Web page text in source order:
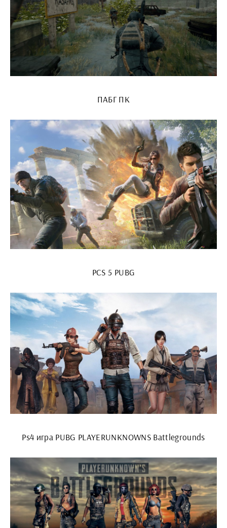
ПАБГ ПК
PCS 5 PUBG
Ps4 игра PUBG PLAYERUNKNOWNS Battlegrounds